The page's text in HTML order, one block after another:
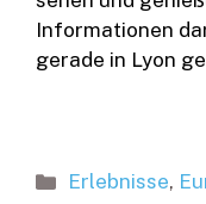
Informationen
gerade in Lyon
Kategorien
Erlebnisse,